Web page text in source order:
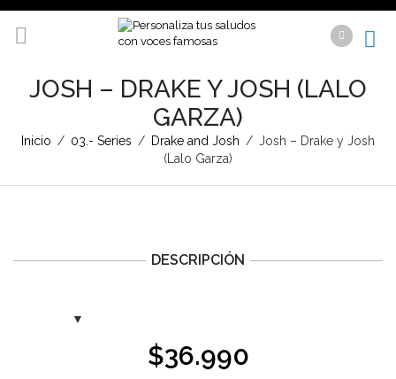
JOSH – DRAKE Y JOSH (LALO
GARZA)
Inicio / 03.- Series / Drake and Josh / Josh – Drake y Josh
(Lalo Garza)
DESCRIPCIÓN
$36.990